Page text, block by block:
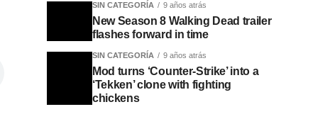
SIN CATEGORÍA 9 años atrás
New Season 8 Walking Dead trailer
flashes forward in time
SIN CATEGORÍA 9 años atrás
Mod turns ‘Counter-Strike’ into a
‘Tekken’ clone with fighting
chickens